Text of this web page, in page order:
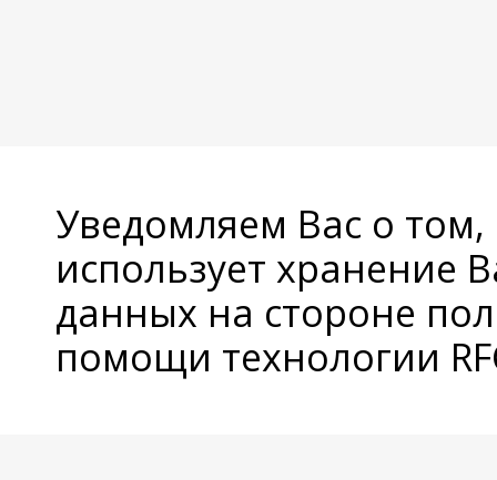
Уведомляем Вас о
использует хранение
данных на стороне
помощи технологии